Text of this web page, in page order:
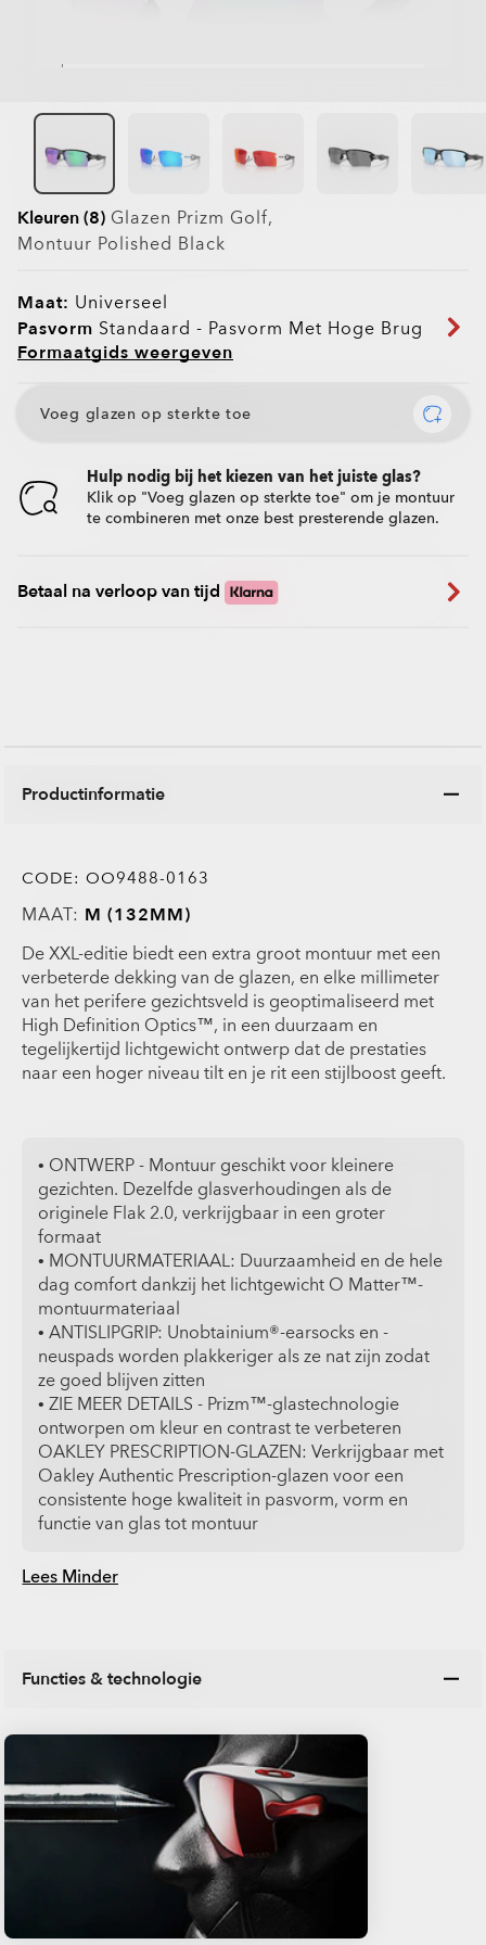
Kleuren (8) Glazen Prizm Golf,
Montuur Polished Black
Maat: Universeel
Pasvorm Standaard - Pasvorm Met Hoge Brug
Formaatgids weergeven
Voeg glazen op sterkte toe
Hulp nodig bij het kiezen van het juiste glas?
Klik op "Voeg glazen op sterkte toe" om je montuur
te combineren met onze best presterende glazen.
Betaal na verloop van tijd
Productinformatie
CODE: OO9488-0163
MAAT: M (132MM)
De XXL-editie biedt een extra groot montuur met een
verbeterde dekking van de glazen, en elke millimeter
van het perifere gezichtsveld is geoptimaliseerd met
High Definition Optics™, in een duurzaam en
tegelijkertijd lichtgewicht ontwerp dat de prestaties
naar een hoger niveau tilt en je rit een stijlboost geeft.
Lees Minder
• ONTWERP - Montuur geschikt voor kleinere
gezichten. Dezelfde glasverhoudingen als de
originele Flak 2.0, verkrijgbaar in een groter
formaat
• MONTUURMATERIAAL: Duurzaamheid en de hele
dag comfort dankzij het lichtgewicht O Matter™-
montuurmateriaal
• ANTISLIPGRIP: Unobtainium®-earsocks en -
neuspads worden plakkeriger als ze nat zijn zodat
ze goed blijven zitten
• ZIE MEER DETAILS - Prizm™-glastechnologie
ontworpen om kleur en contrast te verbeteren
OAKLEY PRESCRIPTION-GLAZEN: Verkrijgbaar met
Oakley Authentic Prescription-glazen voor een
consistente hoge kwaliteit in pasvorm, vorm en
functie van glas tot montuur
Functies & technologie